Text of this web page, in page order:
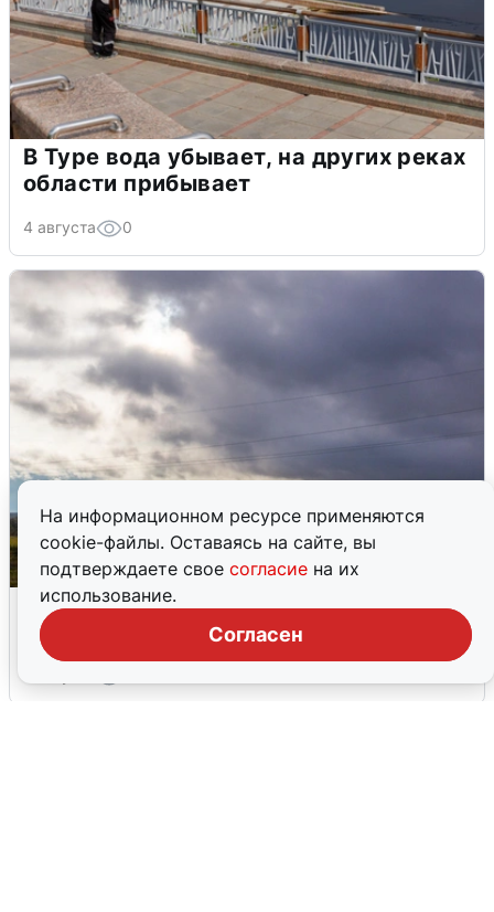
На информационном ресурсе применяются
cookie-файлы. Оставаясь на сайте, вы
подтверждаете свое согласие на их
использование.
Согласен
В Туре вода убывает, на других реках
области прибывает
4 августа 0
Над ХМАО впервые сбили
беспилотники